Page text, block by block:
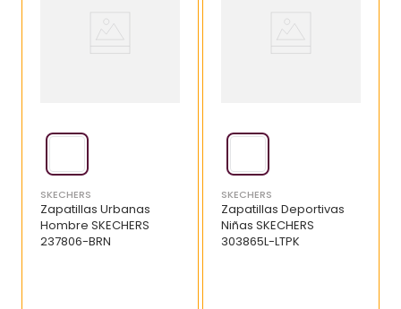
SKECHERS
Zapatillas Urbanas
Hombre SKECHERS
237806-BRN
SKECHERS
Zapatillas Deportivas
Niñas SKECHERS
303865L-LTPK